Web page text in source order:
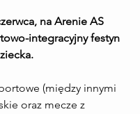
na Arenie AS
integracyjny festyn
(między innymi
oraz mecze z